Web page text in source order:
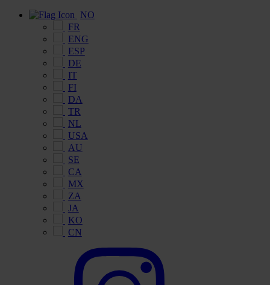
NO
FR
ENG
ESP
DE
IT
FI
DA
TR
NL
USA
AU
SE
CA
MX
ZA
JA
KO
CN